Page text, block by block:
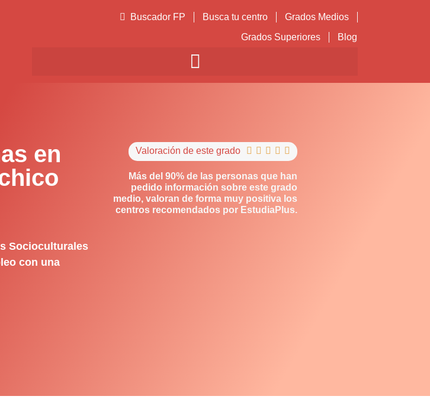
Buscador FP Busca tu centro
Grados Medios
Grados Superiores
Blog
en
Socioculturales
con una
Valoración de este grado     
Más del 90% de las personas que han
pedido información sobre este grado
medio, valoran de forma muy positiva los
centros recomendados por EstudiaPlus.